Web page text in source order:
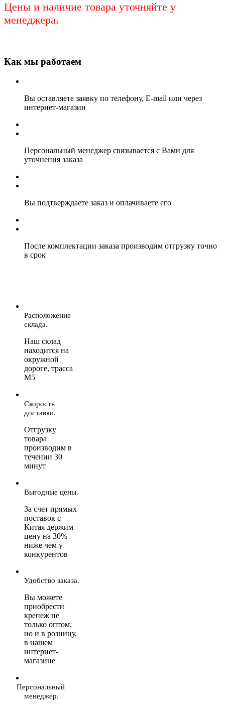
Цены и наличие товара уточняйте у
менеджера.
Как мы работаем
Вы оставляете заявку по телефону, E-mail или через
интернет-магазин
Персональный менеджер связывается с Вами для
уточнения заказа
Вы подтверждаете заказ и оплачиваете его
После комплектации заказа производим отгрузку точно
в срок
Расположение
склада.
Наш склад
находится на
окружной
дороге, трасса
М5
Скорость
доставки.
Отгрузку
товара
производим в
течении 30
минут
Выгодные цены.
За счет прямых
поставок с
Китая держим
цену на 30%
ниже чем у
конкурентов
Удобство заказа.
Вы можете
приобрести
крепеж не
только оптом,
но и в розницу,
в нашем
интернет-
магазине
Персональный
менеджер.